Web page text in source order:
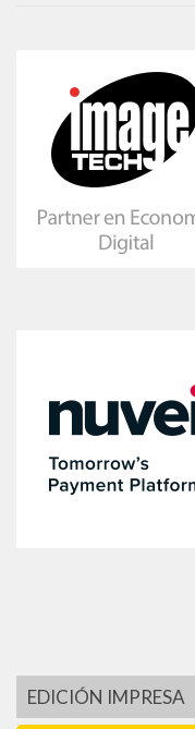
EDICIÓN IMPRESA